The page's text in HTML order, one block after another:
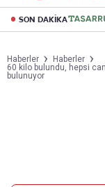
SON DAKİKA
Haberler
Haberler
60 kilo bulundu, hepsi
bulunuyor